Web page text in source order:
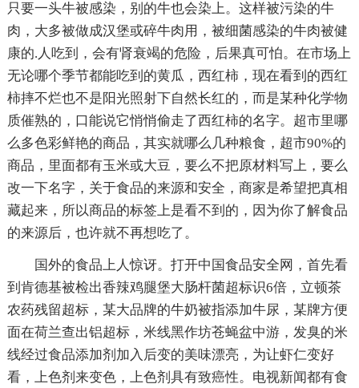
只要一头牛被感染，别的牛也会染上。这样被污染的牛
肉，大多被做成汉堡或碎牛肉用，被细菌感染的牛肉被健
康的.人吃到，会有肾衰竭的危险，后果真可怕。在市场上
无论哪个季节都能吃到的黄瓜，西红柿，现在看到的西红
柿摔不烂也不是阳光照射下自然长红的，而是某种化学物
质催熟的，口能说它悄悄偷走了西红柿的名字。超市里哪
么多色彩鲜艳的商品，其实就哪么几种粮食，超市90%的
商品，里面都有玉米或大豆，要么不把原材料写上，要么
改一下名字，关于食品的来源和安全，商家是希望把真相
藏起来，所以商品的标签上是看不到的，因为你了解食品
的来源后，也许就不再想吃了。
国外的食品上人惊讶。打开中国食品安全网，首先看
到肯德基被检出香辣鸡腿堡大肠杆菌超标识6倍，立顿茶
农药残留超标，某大品牌的牛奶被指添加牛尿，某牌方便
面在荷兰查出铝超标，米线黑作坊苍蝇盆中游，发臭的米
线经过食品添加剂加入后变的美味漂亮，为让虾仁变好
看，上色剂来变色，上色剂具有致癌性。电视新闻都有食